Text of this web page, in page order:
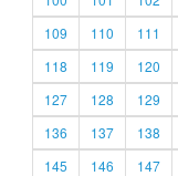
109
110 111
118
119 120
127
128 129
136
137 138
145
146 147